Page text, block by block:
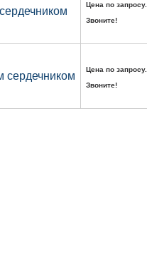
Цена по запросу.
Звоните!
сердечником
Цена по запросу.
Звоните!